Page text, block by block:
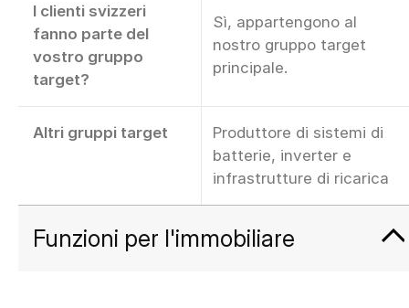
I clienti svizzeri
fanno parte del
vostro gruppo
target?
Sì, appartengono al
nostro gruppo target
principale.
Altri gruppi target
Produttore di sistemi di
batterie, inverter e
infrastrutture di ricarica
Funzioni per l'immobiliare